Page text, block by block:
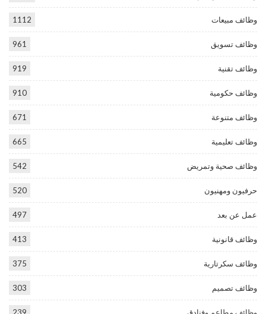
وظائف مبيعات 1112
وظائف تسويق 961
وظائف تقنية 919
وظائف حكومية 910
وظائف متنوعة 671
وظائف تعليمية 665
وظائف صحية وتمريض 542
حرفيون ومهنيون 520
عمل عن بعد 497
وظائف قانونية 413
وظائف سكرتارية 375
وظائف تصميم 303
وظائف مطاعم وفنادق 239